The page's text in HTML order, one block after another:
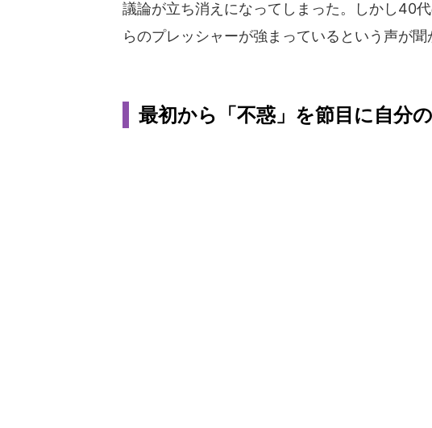
議論が立ち消えになってしまった。しかし40
らのプレッシャーが強まっているという声が聞
最初から「不惑」を節目に自分